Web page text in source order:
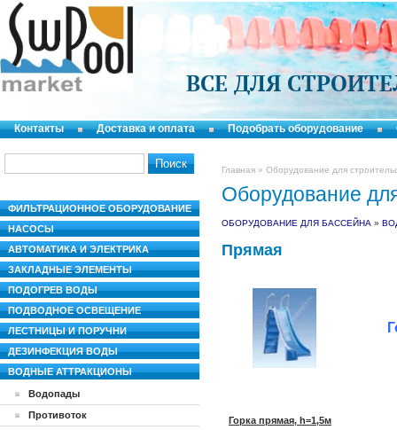
ВСЕ ДЛЯ
Контакты Доставка и оплата Подобрать оборудование
Главная » Оборудование для
Оборудование
ОБОРУДОВАНИЕ ДЛЯ БАССЕЙНА »
Прямая
Горка прямая, h=1,5м
ФИЛЬТРАЦИОННОЕ ОБОРУДОВАНИЕ
НАСОСЫ
АВТОМАТИКА И ЭЛЕКТРИКА
ЗАКЛАДНЫЕ ЭЛЕМЕНТЫ
ПОДОГРЕВ ВОДЫ
ПОДВОДНОЕ ОСВЕЩЕНИЕ
ЛЕСТНИЦЫ И ПОРУЧНИ
ДЕЗИНФЕКЦИЯ ВОДЫ
ВОДНЫЕ АТТРАКЦИОНЫ
Водопады
Противоток